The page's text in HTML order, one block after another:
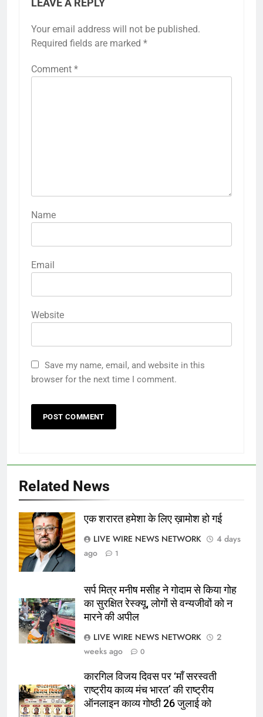
LEAVE A REPLY
Your email address will not be published.
Required fields are marked *
Comment *
Name
Email
Website
Save my name, email, and website in this
browser for the next time I comment.
Related News
गिरधारी अरोरा
एक शरारत हमेशा के लिए ख़ामोश हो गई
LIVE WIRE NEWS NETWORK
4 days
ago
1
सर्प मित्र मनीष मसीह ने गोदाम से किया गोह
का सुरक्षित रेस्क्यू, लोगों से वन्यजीवों को न
मारने की अपील
LIVE WIRE NEWS NETWORK
2
weeks ago
0
कारगिल विजय दिवस पर ‘माँ सरस्वती
राष्ट्रीय काव्य मंच भारत’ की राष्ट्रीय
ऑनलाइन काव्य गोष्ठी 26 जुलाई को